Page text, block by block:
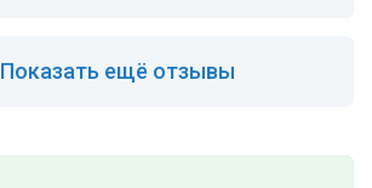
Показать ещё отзывы